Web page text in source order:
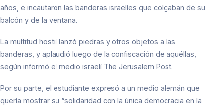
años, e incautaron las banderas israelíes que colgaban de su
balcón y de la ventana.
La multitud hostil lanzó piedras y otros objetos a las
banderas, y aplaudió luego de la confiscación de aquéllas,
según informó el medio israelí The Jerusalem Post.
Por su parte, el estudiante expresó a un medio alemán que
quería mostrar su “solidaridad con la única democracia en la